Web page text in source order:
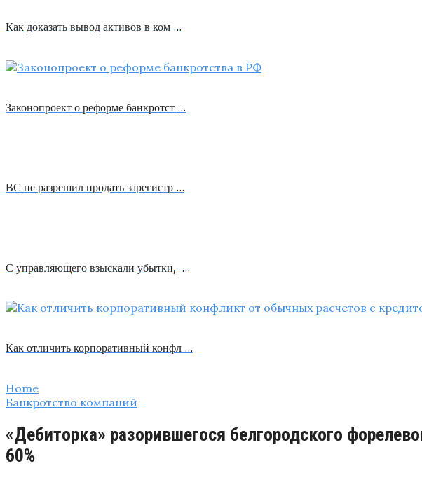
Как доказать вывод активов в ком …
Законопроект о реформе банкротст …
ВС не разрешил продать зарегистр …
С управляющего взыскали убытки, …
Как отличить корпоративный конфл …
Home
Банкротство компаний
«Дебиторка» разорившегося белгородского
60%